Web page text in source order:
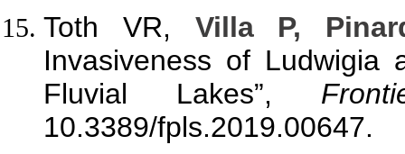
Toth VR, Villa P,
Invasiveness of Ludwigia
Fluvial Lakes”,
10.3389/fpls.2019.00647.